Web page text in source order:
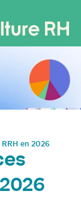
RRH en 2026